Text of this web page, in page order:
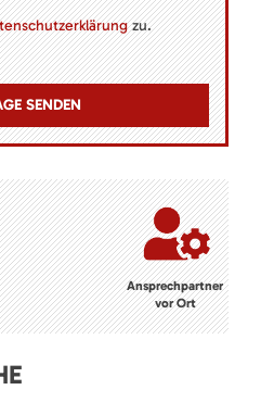
zu.
Ansprechpartner
vor Ort